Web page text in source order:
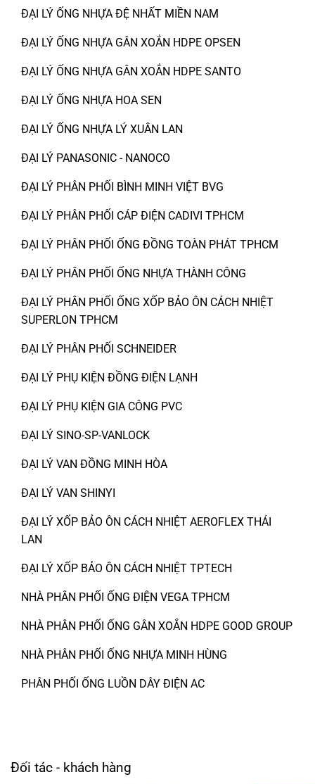
ĐẠI LÝ ỐNG NHỰA ĐỆ NHẤT MIỀN NAM
ĐẠI LÝ ỐNG NHỰA GÂN XOẮN HDPE OPSEN
ĐẠI LÝ ỐNG NHỰA GÂN XOẮN HDPE SANTO
ĐẠI LÝ ỐNG NHỰA HOA SEN
ĐẠI LÝ ỐNG NHỰA LÝ XUÂN LAN
ĐẠI LÝ PANASONIC - NANOCO
ĐẠI LÝ PHÂN PHỐI BÌNH MINH VIỆT BVG
ĐẠI LÝ PHÂN PHỐI CÁP ĐIỆN CADIVI TPHCM
ĐẠI LÝ PHÂN PHỐI ỐNG ĐỒNG TOÀN PHÁT TPHCM
ĐẠI LÝ PHÂN PHỐI ỐNG NHỰA THÀNH CÔNG
ĐẠI LÝ PHÂN PHỐI ỐNG XỐP BẢO ÔN CÁCH NHIỆT
SUPERLON TPHCM
ĐẠI LÝ PHÂN PHỐI SCHNEIDER
ĐẠI LÝ PHỤ KIỆN ĐỒNG ĐIỆN LẠNH
ĐẠI LÝ PHỤ KIỆN GIA CÔNG PVC
ĐẠI LÝ SINO-SP-VANLOCK
ĐẠI LÝ VAN ĐỒNG MINH HÒA
ĐẠI LÝ VAN SHINYI
ĐẠI LÝ XỐP BẢO ÔN CÁCH NHIỆT AEROFLEX THÁI
LAN
ĐẠI LÝ XỐP BẢO ÔN CÁCH NHIỆT TPTECH
NHÀ PHÂN PHỐI ỐNG ĐIỆN VEGA TPHCM
NHÀ PHÂN PHỐI ỐNG GÂN XOẮN HDPE GOOD GROUP
NHÀ PHÂN PHỐI ỐNG NHỰA MINH HÙNG
PHÂN PHỐI ỐNG LUỒN DÂY ĐIỆN AC
Đối tác - khách hàng